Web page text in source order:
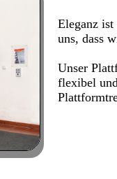
Eleganz
uns, dass
Unser
flexibel